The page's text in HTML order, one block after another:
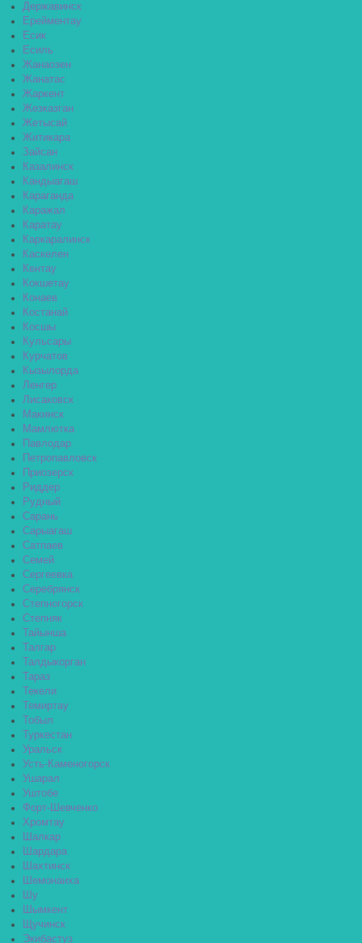
Державинск
Ерейментау
Есик
Есиль
Жанаозен
Жанатас
Жаркент
Жезказган
Жетысай
Житикара
Зайсан
Казалинск
Кандыагаш
Караганда
Каражал
Каратау
Каркаралинск
Каскелен
Кентау
Кокшетау
Конаев
Костанай
Косшы
Кульсары
Курчатов
Кызылорда
Ленгер
Лисаковск
Макинск
Мамлютка
Павлодар
Петропавловск
Приозерск
Риддер
Рудный
Сарань
Сарыагаш
Сатпаев
Семей
Сергеевка
Серебрянск
Степногорск
Степняк
Тайынша
Талгар
Талдыкорган
Тараз
Текели
Темиртау
Тобыл
Туркестан
Уральск
Усть-Каменогорск
Ушарал
Уштобе
Форт-Шевченко
Хромтау
Шалкар
Шардара
Шахтинск
Шемонаиха
Шу
Шымкент
Щучинск
Экибастуз